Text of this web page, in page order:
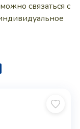
связаться с